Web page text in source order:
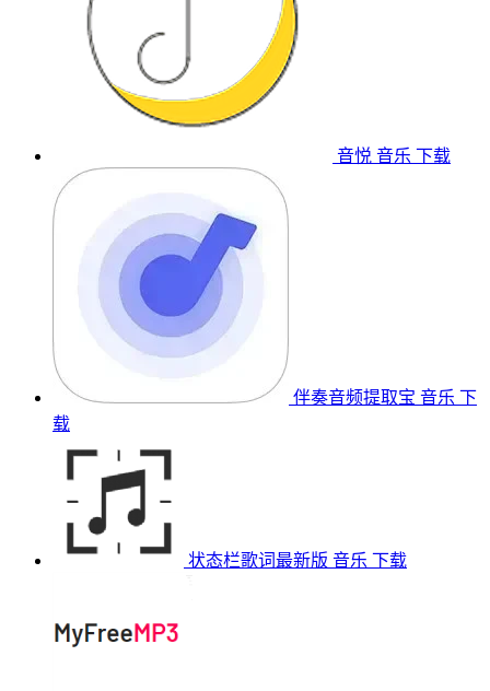
音悦 音乐 下载
伴奏音频提取宝 音乐 下
载
状态栏歌词最新版 音乐 下载